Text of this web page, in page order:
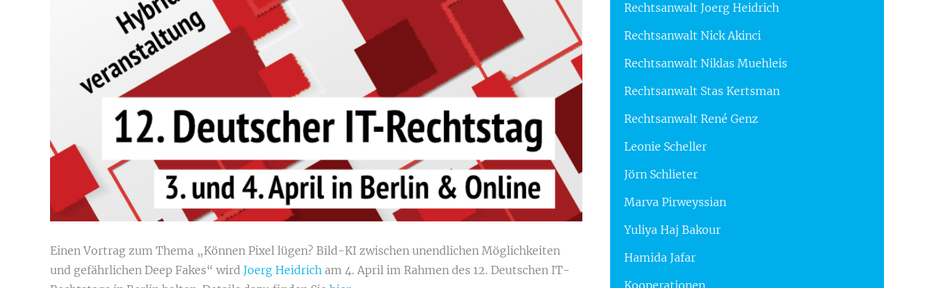
Einen Vortrag zum Thema „Können Pixel lügen? Bild-KI zwischen unendlichen Möglichkeiten
und gefährlichen Deep Fakes“ wird Joerg Heidrich am 4. April im Rahmen des 12. Deutschen IT-
Rechtsanwalt Joerg Heidrich
Rechtsanwalt Nick Akinci
Rechtsanwalt Niklas Muehleis
Rechtsanwalt Stas Kertsman
Rechtsanwalt René Genz
Leonie Scheller
Jörn Schlieter
Marva Pirweyssian
Yuliya Haj Bakour
Hamida Jafar